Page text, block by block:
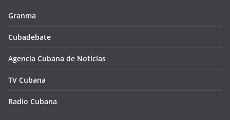
Granma
Cubadebate
Agencia Cubana de Noticias
TV Cubana
Radio Cubana